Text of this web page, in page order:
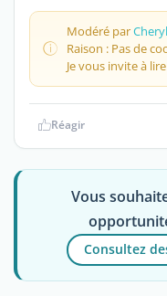
Modéré parCheryl
Raison : Pas de
Je vous invite à
Réagir
Vous
Consultez